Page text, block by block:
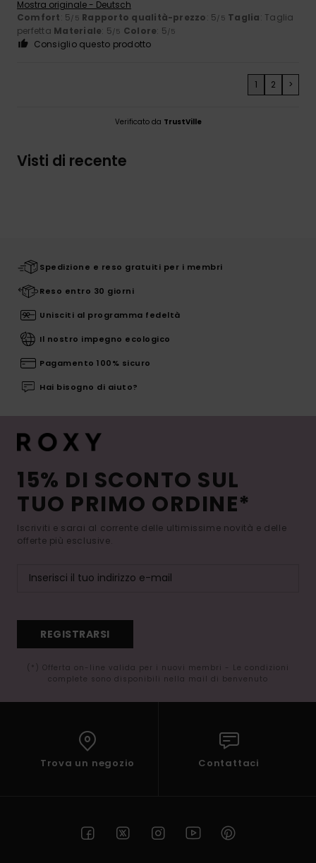
Mostra originale - Deutsch
Comfort: 5/5 Rapporto qualità-prezzo: 5/5 Taglia: Taglia
perfetta Materiale: 5/5 Colore: 5/5
Consiglio questo prodotto
1 2 >
Verificato da TrustVille
Visti di recente
Spedizione e reso gratuiti per i membri
Reso entro 30 giorni
Unisciti al programma fedeltà
Il nostro impegno ecologico
Pagamento 100% sicuro
Hai bisogno di aiuto?
15% DI SCONTO SUL
TUO PRIMO ORDINE*
Iscriviti e sarai al corrente delle ultimissime novità e delle
offerte più esclusive.
REGISTRARSI
(*) Offerta on-line valida per i nuovi membri - Le condizioni
complete sono disponibili nella mail di benvenuto
Trova un negozio Contattaci